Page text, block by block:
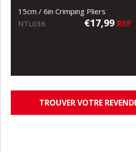
15cm / 6in Crimping Pliers
NTL036
€17,99 RRP
TROUVER VOTRE